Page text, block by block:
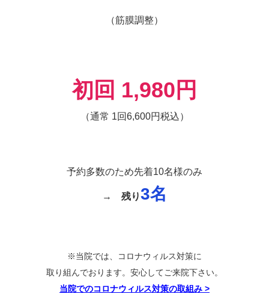
（筋膜調整）
初回 1,980円
（通常 1回6,600円税込）
予約多数のため先着10名様のみ
→ 残り3名
※当院では、コロナウィルス対策に
取り組んでおります。安心してご来院下さい。
当院でのコロナウィルス対策の取組み >